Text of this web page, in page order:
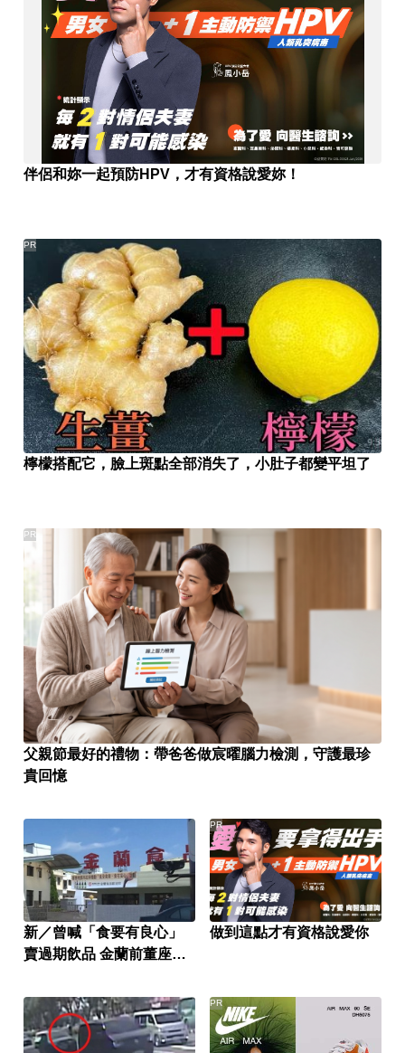
伴侶和妳一起預防HPV，才有資格說愛妳！
檸檬搭配它，臉上斑點全部消失了，小肚子都變平坦了
PR
父親節最好的禮物：帶爸爸做宸曜腦力檢測，守護最珍
貴回憶
PR
新／曾喊「食要有良心」
賣過期飲品 金蘭前董座遭
做到這點才有資格說愛你
PR
PR